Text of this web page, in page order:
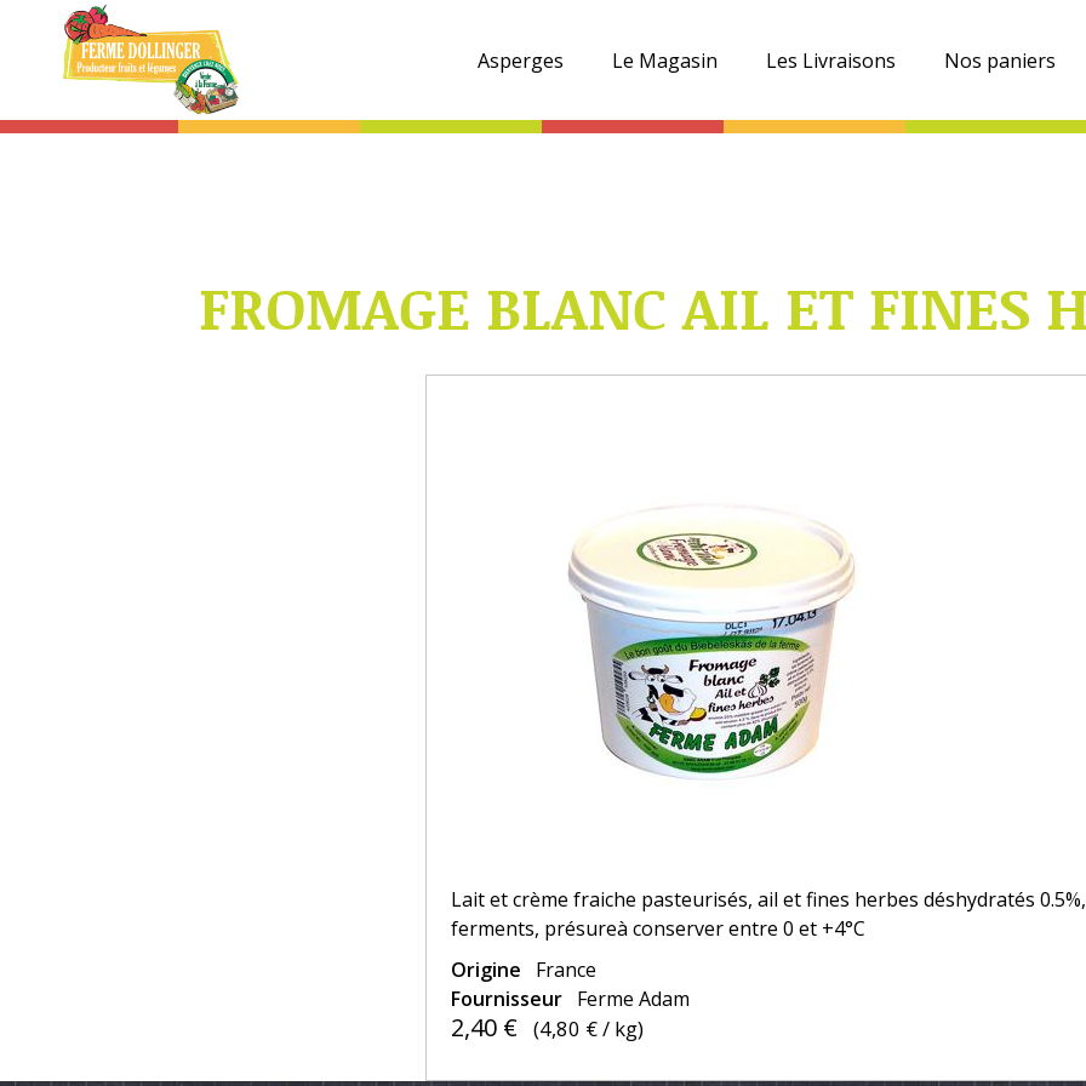
Asperges Le Magasin Les Livraisons Nos paniers
FROMAGE BLANC AIL ET FINES
Lait et crème fraiche pasteurisés, ail et fines herbes déshydratés
ferments, présureà conserver entre 0 et +4°C
Origine
France
Fournisseur Ferme Adam
2,40 € (4,80 €/ kg)